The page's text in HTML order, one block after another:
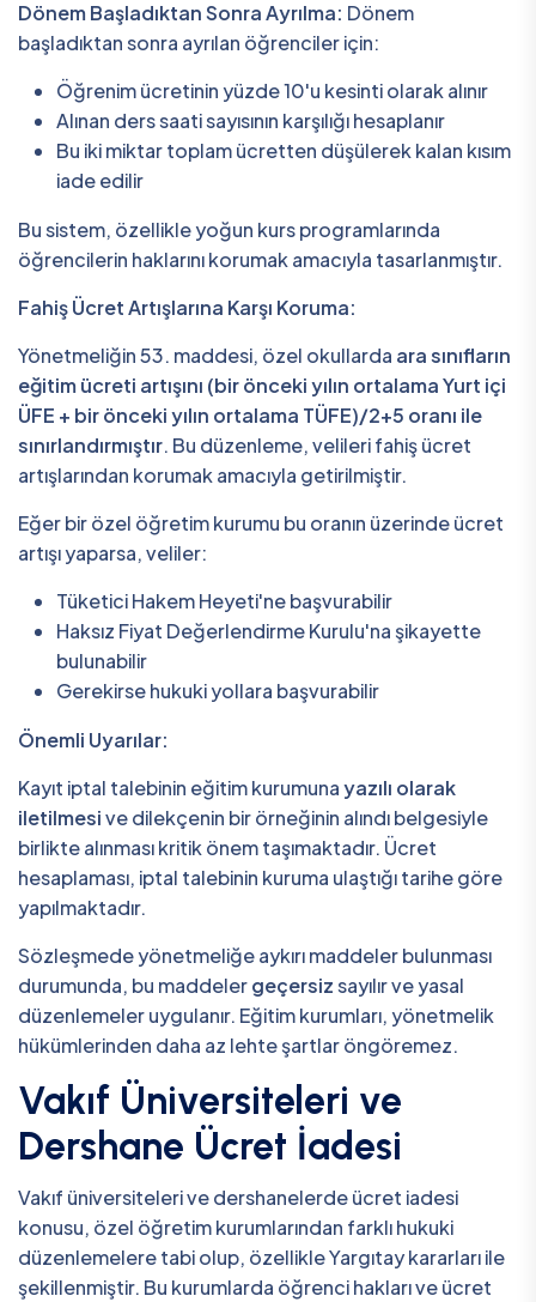
Dönem Başladıktan Sonra Ayrılma: Dönem
başladıktan sonra ayrılan öğrenciler için:
Öğrenim ücretinin yüzde 10'u kesinti olarak alınır
Alınan ders saati sayısının karşılığı hesaplanır
Bu iki miktar toplam ücretten düşülerek kalan kısım
iade edilir
Bu sistem, özellikle yoğun kurs programlarında
öğrencilerin haklarını korumak amacıyla tasarlanmıştır.
Fahiş Ücret Artışlarına Karşı Koruma:
Yönetmeliğin 53. maddesi, özel okullarda ara sınıfların
eğitim ücreti artışını (bir önceki yılın ortalama Yurt içi
ÜFE + bir önceki yılın ortalama TÜFE)/2+5 oranı ile
sınırlandırmıştır. Bu düzenleme, velileri fahiş ücret
artışlarından korumak amacıyla getirilmiştir.
Eğer bir özel öğretim kurumu bu oranın üzerinde ücret
artışı yaparsa, veliler:
Tüketici Hakem Heyeti'ne başvurabilir
Haksız Fiyat Değerlendirme Kurulu'na şikayette
bulunabilir
Gerekirse hukuki yollara başvurabilir
Önemli Uyarılar:
Kayıt iptal talebinin eğitim kurumunayazılı olarak
iletilmesive dilekçenin bir örneğinin alındı belgesiyle
birlikte alınması kritik önem taşımaktadır. Ücret
hesaplaması, iptal talebinin kuruma ulaştığı tarihe göre
yapılmaktadır.
Sözleşmede yönetmeliğe aykırı maddeler bulunması
durumunda, bu maddelergeçersizsayılır ve yasal
düzenlemeler uygulanır. Eğitim kurumları, yönetmelik
hükümlerinden daha az lehte şartlar öngöremez.
Vakıf Üniversiteleri ve
Dershane Ücret İadesi
Vakıf üniversiteleri ve dershanelerde ücret iadesi
konusu, özel öğretim kurumlarından farklı hukuki
düzenlemelere tabi olup, özellikle Yargıtay kararları ile
şekillenmiştir. Bu kurumlarda öğrenci hakları ve ücret